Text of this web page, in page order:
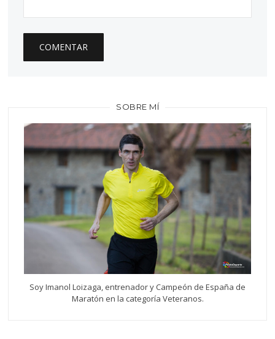
SOBRE MÍ
Soy Imanol Loizaga, entrenador y Campeón de España de
Maratón en la categoría Veteranos.